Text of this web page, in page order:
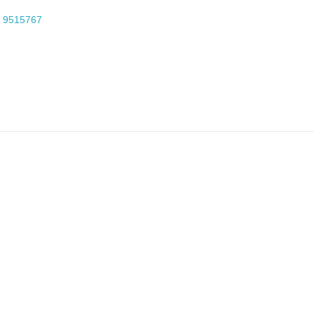
9515767